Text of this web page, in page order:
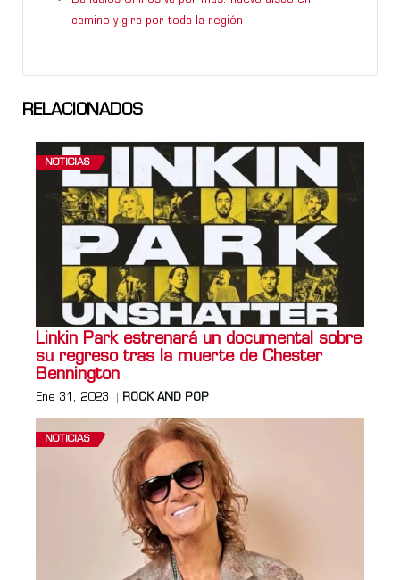
camino y gira por toda la región
RELACIONADOS
NOTICIAS
Linkin Park estrenará un documental sobre
su regreso tras la muerte de Chester
Bennington
Ene 31, 2023 ROCK AND POP
NOTICIAS